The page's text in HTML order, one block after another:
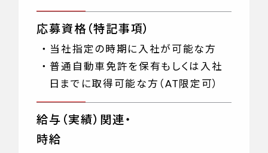
応募資格（特記事項）
・当社指定の時期に入社が可能な方
・普通自動車免許を保有もしくは入社
日までに取得可能な方（AT限定可）
給与（実績）関連・
時給